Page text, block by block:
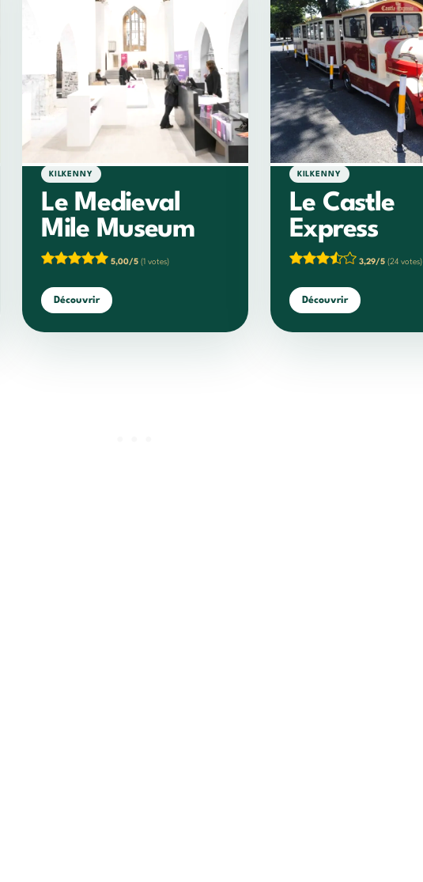
KILKENNY
Le Medieval
Mile Museum
5,00/5(1 votes)
Découvrir
KILKENNY
Le Castle
Express
3,29/5(24 votes)
Découvrir